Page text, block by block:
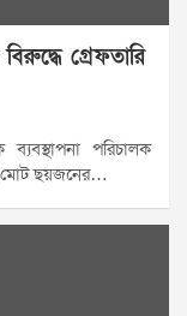
গ্রেফতারি
পরিচালক
মোট ছয়জনের…